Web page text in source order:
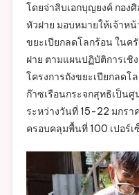
ร้
ร
ที่
3
ห
ที่
11
ต
โดยจ่าสิบเอกบุญยงค์ กอง
หัวฝาย มอบหมายให้เจ้าห
ขยะเปียกลดโลกร้อน ในค
ฝาย ตามแผนปฏิบัติการเชิ
โครงการถังขยะเปียกลดโ
ก๊าซเรือนกระจกสุทธิเป็น
ระหว่างวันที่ 15-22 มกร
ครอบคลุมพื้นที่ 100 เปอร์เ